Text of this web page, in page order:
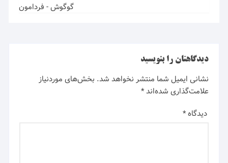
گوگوش - فردامون
دیدگاهتان را بنویسید
نشانی ایمیل شما منتشر نخواهد شد. بخش‌های موردنیاز
علامت‌گذاری شده‌اند*
دیدگاه*